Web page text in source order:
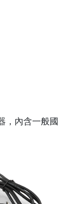
，內含一般國